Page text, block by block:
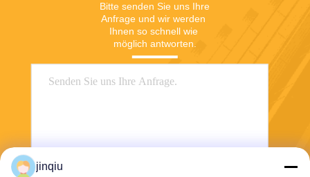
Bitte senden Sie uns Ihre
Anfrage und wir werden
Ihnen so schnell wie
möglich antworten.
jinqiu